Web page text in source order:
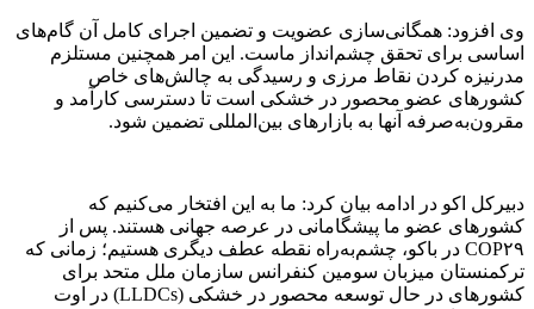
وی افزود: همگانی‌سازی عضویت و تضمین اجرای کامل آن گام‌های
اساسی برای تحقق چشم‌انداز ماست. این امر همچنین مستلزم
مدرنیزه کردن نقاط مرزی و رسیدگی به چالش‌های خاص
کشور‌های عضو محصور در خشکی است تا دسترسی کارآمد و
مقرون‌به‌صرفه آنها به بازار‌های بین‌المللی تضمین شود.
دبیرکل اکو در ادامه بیان کرد: ما به این افتخار می‌کنیم که
کشور‌های عضو ما پیشگامانی در عرصه جهانی هستند. پس از
COP۲۹ در باکو، چشم‌به‌راه نقطه عطف دیگری هستیم؛ زمانی که
ترکمنستان میزبان سومین کنفرانس سازمان ملل متحد برای
کشور‌های در حال توسعه محصور در خشکی (LLDCs) در اوت